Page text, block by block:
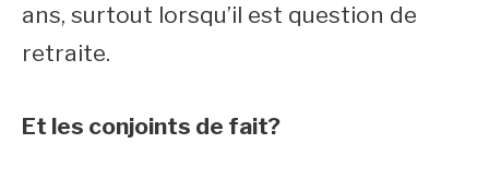
ans, surtout lorsqu’il est question de
retraite.
Et les conjoints de fait?